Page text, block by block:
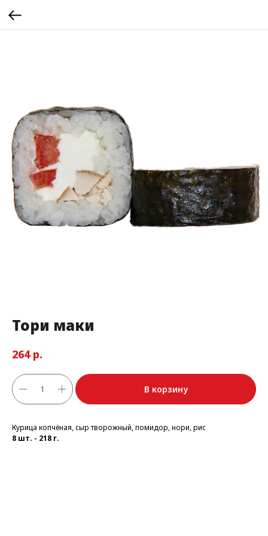
Тори маки
264 р.
В корзину
Курица копчёная, сыр творожный, помидор, нори, рис
8 шт. - 218 г.